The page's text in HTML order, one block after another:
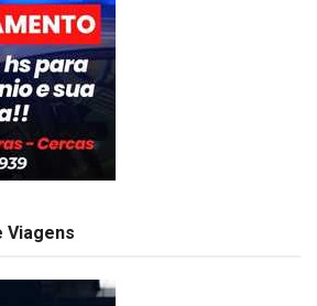
Viagens